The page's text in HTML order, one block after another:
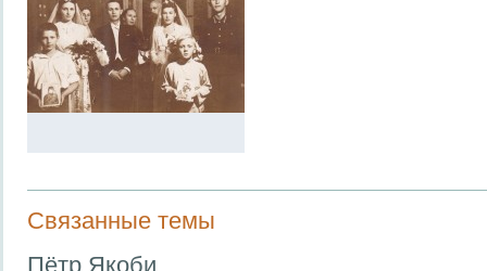
Связанные темы
Пётр Якоби